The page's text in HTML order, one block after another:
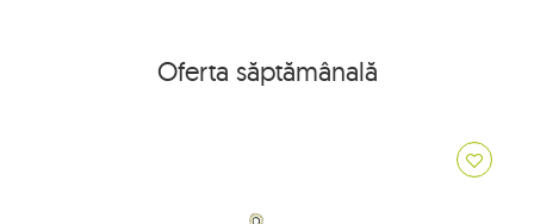
Oferta săptămânală